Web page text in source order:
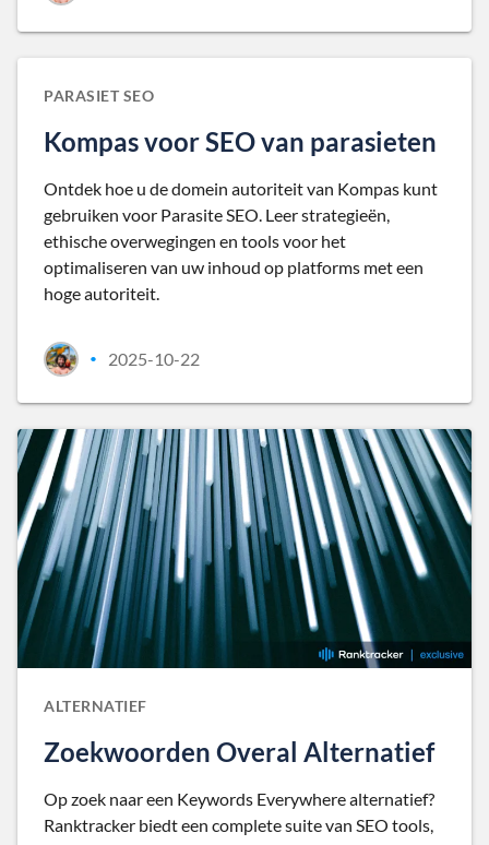
PARASIET SEO
Kompas voor SEO van parasieten
Ontdek hoe u de domein autoriteit van Kompas kunt
gebruiken voor Parasite SEO. Leer strategieën,
ethische overwegingen en tools voor het
optimaliseren van uw inhoud op platforms met een
hoge autoriteit.
• 2025-10-22
ALTERNATIEF
Zoekwoorden Overal Alternatief
Op zoek naar een Keywords Everywhere alternatief?
Ranktracker biedt een complete suite van SEO tools,